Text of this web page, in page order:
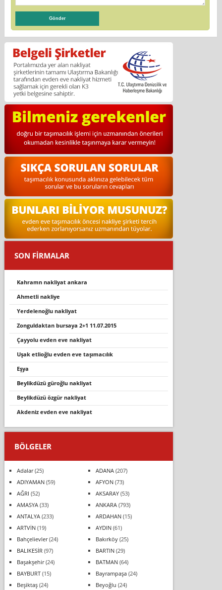
SON FİRMALAR
kahramn nakli̇yat ankara
ahmetli̇ nakli̇ye
yerdelenoğlu nakliyat
zonguldaktan bursaya 2+1 11.07.2015
çayyolu evden eve nakliyat
uşak etlioğlu evden eve taşımacılık
eşya
beylikdüzü güroğlu nakliyat
beylikdüzü özgür nakliyat
akdeniz evden eve nakliyat
BÖLGELER
Adalar(25) ADANA(207)
ADIYAMAN(59) AFYON(73)
AĞRI (52) AKSARAY(53)
AMASYA(33) ANKARA(793)
ANTALYA(233) ARDAHAN(15)
ARTVİN(19) AYDIN(61)
Bahçelievler(24) Bakırköy(25)
BALIKESİR (97) BARTIN(29)
Başakşehir(24) BATMAN(64)
BAYBURT(15) Bayrampaşa(24)
Beşiktaş(24) Beyoğlu (24)